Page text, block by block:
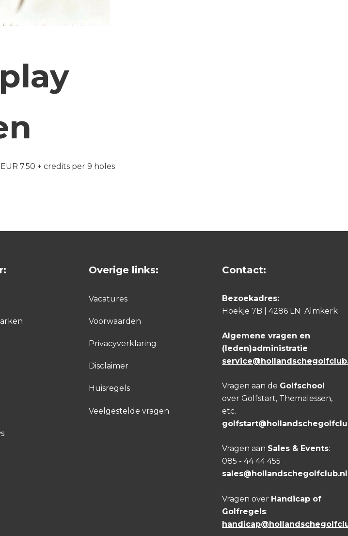
7.50 + credits per 9 holes
Overige links:
Vacatures
Voorwaarden
Privacyverklaring
Disclaimer
Huisregels
Veelgestelde vragen
Contact:
Bezoekadres:
Hoekje 7B | 4286 LN Almkerk
Algemene vragen en
(leden)administratie
Vragen aan de Golfschool
over Golfstart, Themalessen,
etc.
Vragen aan Sales & Events:
085 - 44 44 455
sales@hollandschegolfclub.nl
Vragen over Handicap of
Golfregels: